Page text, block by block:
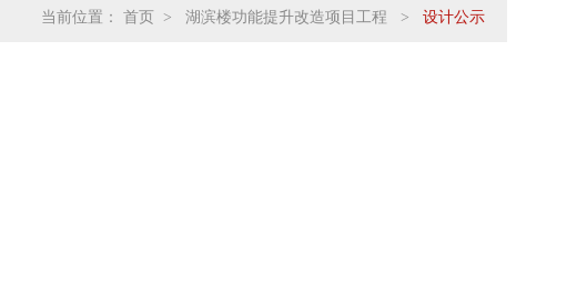
当前位置： 首页 > 湖滨楼功能提升改造项目工程 > 设计公示